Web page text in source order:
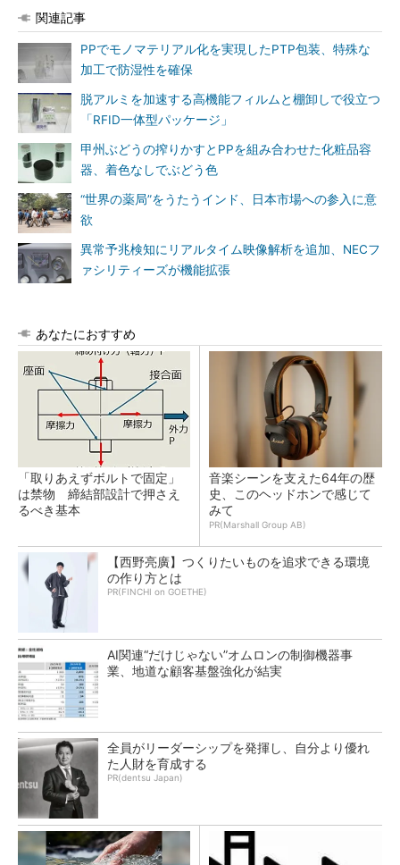
関連記事
PPでモノマテリアル化を実現したPTP包装、特殊な
加工で防湿性を確保
脱アルミを加速する高機能フィルムと棚卸しで役立つ
「RFID一体型パッケージ」
甲州ぶどうの搾りかすとPPを組み合わせた化粧品容
器、着色なしでぶどう色
“世界の薬局”をうたうインド、日本市場への参入に意
欲
異常予兆検知にリアルタイム映像解析を追加、NECフ
ァシリティーズが機能拡張
あなたにおすすめ
「取りあえずボルトで固定」
は禁物 締結部設計で押さえ
るべき基本
音楽シーンを支えた64年の歴
史、このヘッドホンで感じて
みて
PR(Marshall Group AB)
【西野亮廣】つくりたいものを追求できる環境
の作り方とは
PR(FINCHI on GOETHE)
AI関連“だけじゃない”オムロンの制御機器事
業、地道な顧客基盤強化が結実
全員がリーダーシップを発揮し、自分より優れ
た人財を育成する
PR(dentsu Japan)